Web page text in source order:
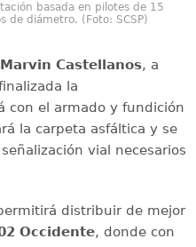
basada en pilotes de 15
de diámetro. (Foto: SCSP)
Marvin Castellanos, a
la
con el armado y fundición
la carpeta asfáltica y se
vial necesarios
distribuir de mejor
Occidente, donde con